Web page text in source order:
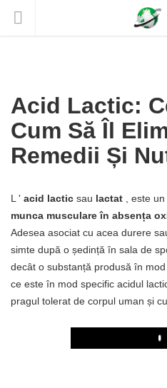
Acid Lactic:
Cum Să Îl
Remedii Și
L ' acid lactic sau lactat , este
munca musculare în absența
Adesea asociat cu acea durere
simte după o ședință în sala de
decât o substanță produsă în
ce este în mod specific acidul
pragul tolerat de corpul uman și